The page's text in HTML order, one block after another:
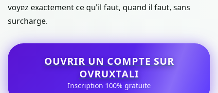
voyez exactement ce qu'il faut, quand il faut, sans
surcharge.
OUVRIR UN COMPTE SUR
OVRUXTALI
Inscription 100% gratuite